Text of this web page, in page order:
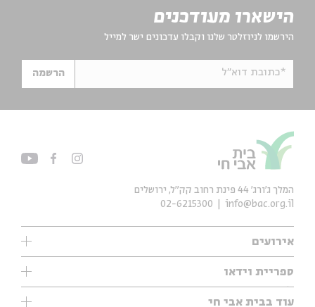
הישארו מעודכנים
הירשמו לניוזלטר שלנו וקבלו עדכונים ישר למייל
*כתובת דוא"ל הרשמה
אירועים
עיון
אנגלית
ספריית וידאו
ילדים
עוד בבית אבי חי
המלך ג'ורג' 44 פינת רחוב קק״ל, ירושלים
info@bac.org.il
02-6215300